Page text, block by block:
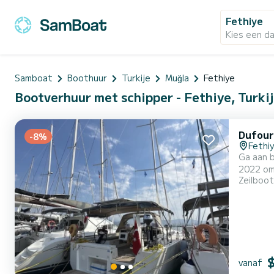
Fethiye
Kies een
Samboat Boothuur Turkije Muğla Fethiye
Bootverhuur met schipper - Fethiye,
-8%
Ga aan
2022 om
7
Zeilboot
vanaf